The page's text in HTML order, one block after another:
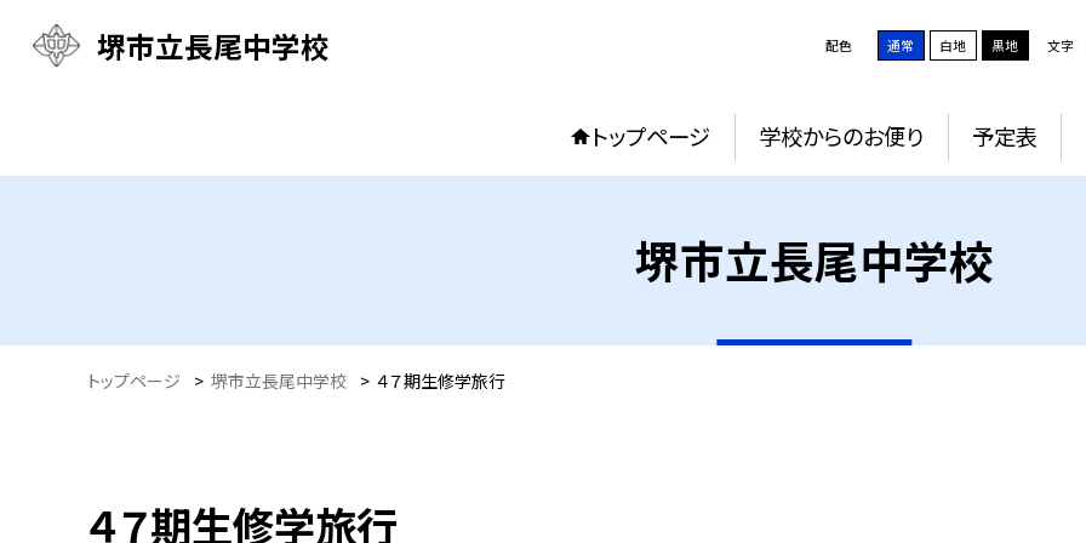
堺市立長尾中学校 配色 通常 白地 黒地 文字
トップページ 学校からのお便り 予定表
堺市立長尾中学校
トップページ > 堺市立長尾中学校 > ４７期生修学旅行
４７期生修学旅行